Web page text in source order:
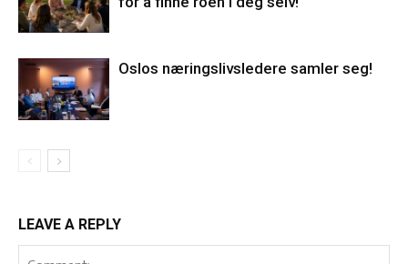
Oslos næringslivsledere samler seg!
LEAVE A REPLY